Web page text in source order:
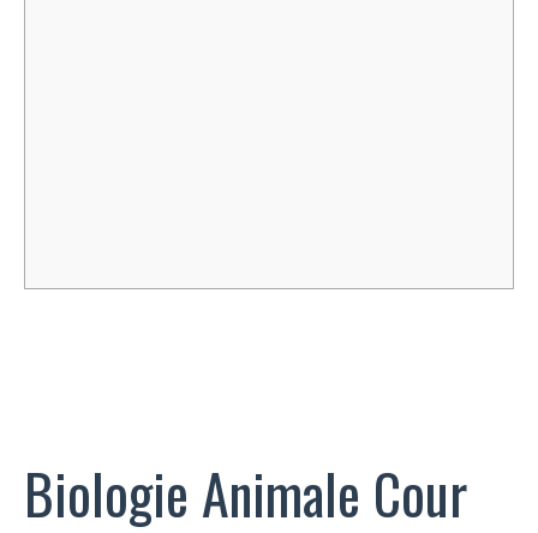
Biologie Animale Cour